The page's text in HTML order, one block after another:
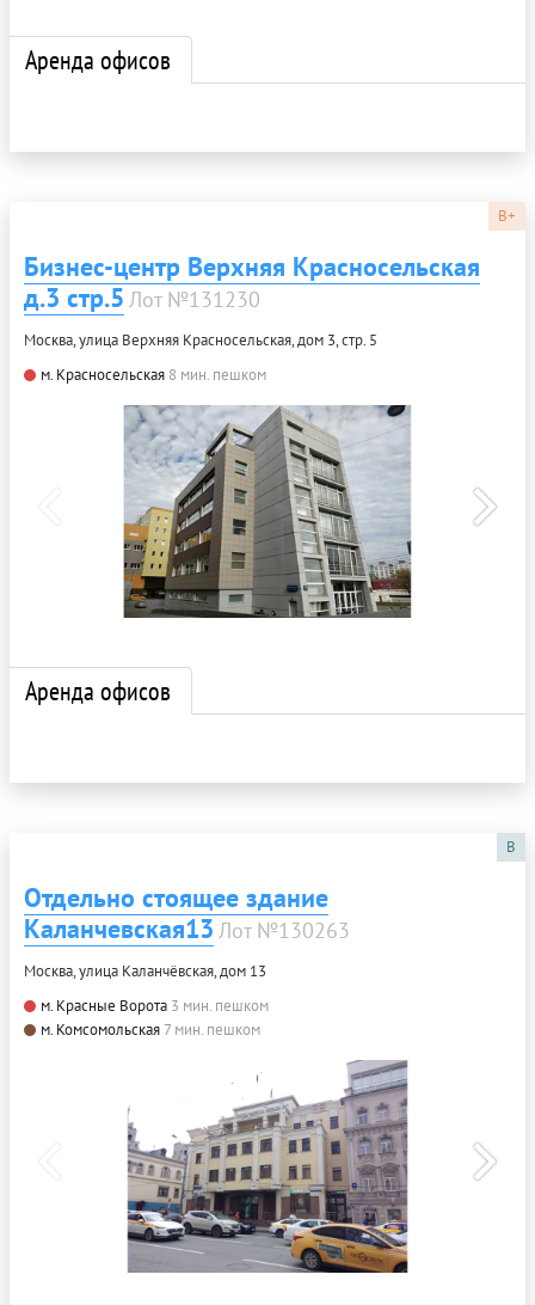
Аренда офисов
B+
Бизнес-центр Верхняя Красносельская
д.3 стр.5 Лот №131230
Москва, улица Верхняя Красносельская, дом 3, стр. 5
м. Красносельская 8 мин. пешком
Аренда офисов
B
Отдельно стоящее здание
Каланчевская13 Лот №130263
Москва, улица Каланчёвская, дом 13
м. Красные Ворота 3 мин. пешком
м. Комсомольская 7 мин. пешком